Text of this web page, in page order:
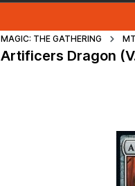
MAGIC: THE GATHERING
Artificers Dragon